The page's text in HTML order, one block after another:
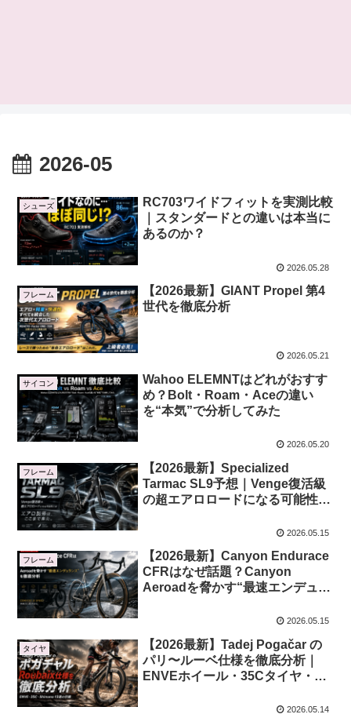
2026-05
シューズ
RC703ワイドフィットを実測比較
｜スタンダードとの違いは本当に
あるのか？
2026.05.28
フレーム
【2026最新】GIANT Propel 第4
世代を徹底分析
2026.05.21
サイコン
Wahoo ELEMNTはどれがおすす
め？Bolt・Roam・Aceの違い
を“本気”で分析してみた
2026.05.20
フレーム
【2026最新】Specialized
Tarmac SL9予想｜Venge復活級
の超エアロロードになる可能性と
2026.05.15
フレーム
【2026最新】Canyon Endurace
CFRはなぜ話題？Canyon
Aeroadを脅かす“最速エンデュラ
2026.05.15
タイヤ
【2026最新】Tadej Pogačar の
パリ〜ルーベ仕様を徹底分析｜
ENVEホイール・35Cタイヤ・
2026.05.14